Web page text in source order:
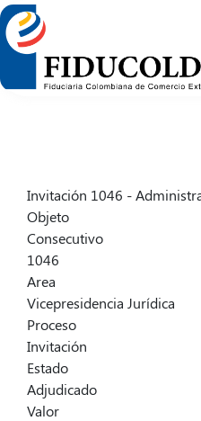
Pasar
al
contenido
principal
Invitación 1046 -
Objeto
Consecutivo
1046
Area
Vicepresidencia Jurídica
Proceso
Invitación
Estado
Adjudicado
Valor